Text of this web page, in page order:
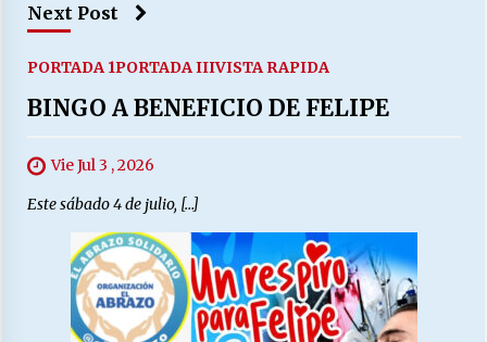
Next Post
PORTADA 1PORTADA IIIVISTA RAPIDA
BINGO A BENEFICIO DE FELIPE
Vie Jul 3 , 2026
Este sábado 4 de julio, […]